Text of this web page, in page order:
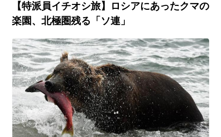
【特派員イチオシ旅】ロシアにあったクマの
楽園、北極圏残る「ソ連」